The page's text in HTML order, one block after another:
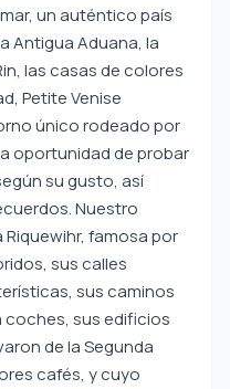
un auténtico país
Antigua Aduana, la
las casas de colores
Petite Venise
único rodeado por
oportunidad de probar
su gusto, así
Nuestro
famosa por
sus calles
sus caminos
sus edificios
de la Segunda
cafés, y cuyo